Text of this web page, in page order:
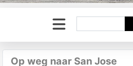
Op weg naar San Jose